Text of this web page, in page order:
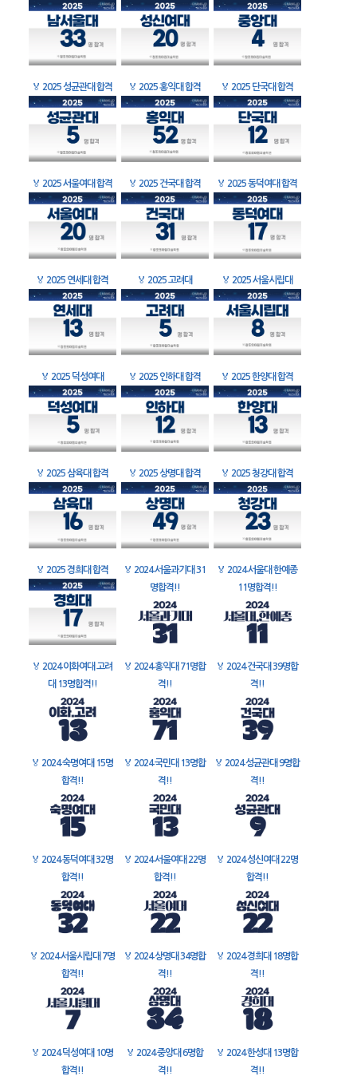
🏅 2025 성균관대 합격 🏅 2025 홍익대 합격 🏅 2025 단국대 합격
🏅 2025 서울여대 합격 🏅 2025 건국대 합격 🏅 2025 동덕여대 합격
🏅 2025 연세대 합격 🏅 2025 고려대 🏅 2025 서울시립대
🏅 2025 덕성여대 🏅 2025 인하대 합격 🏅 2025 한양대 합격
🏅 2025 삼육대 합격 🏅 2025 상명대 합격 🏅 2025 청강대 합격
🏅 2025 경희대 합격 🏅 2024 서울과기대 31
명합격!!
🏅 2024 서울대 한예종
11명합격!!
🏅 2024 이화여대 고려
대 13명합격!!
🏅 2024 홍익대 71명합
격!!
🏅 2024 건국대 39명합
격!!
🏅 2024 숙명여대 15명
합격!!
🏅 2024 국민대 13명합
격!!
🏅 2024 성균관대 9명합
격!!
🏅 2024 동덕여대 32명
합격!!
🏅 2024 서울여대 22명
합격!!
🏅 2024 성신여대 22명
합격!!
🏅 2024 서울시립대 7명
합격!!
🏅 2024 상명대 34명합
격!!
🏅 2024 경희대 18명합
격!!
🏅 2024 덕성여대 10명
합격!!
🏅 2024 중앙대 6명합
격!!
🏅 2024 한성대 13명합
격!!